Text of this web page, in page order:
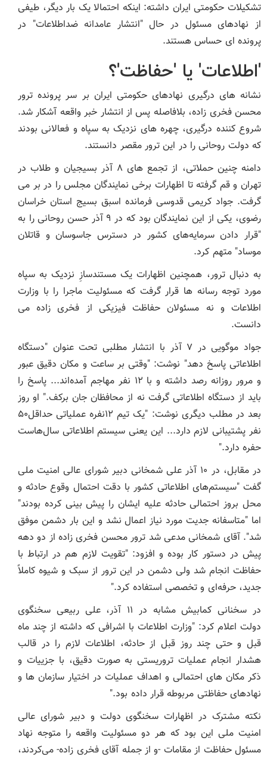
تشکیلات حکومتی ایران داشته: اینکه احتمالا یک بار دیگر، طیفی
از نهادهای مسئول در حال "انتشار عامدانه ضداطلاعات" در
پرونده ای حساس هستند.
'اطلاعات' یا 'حفاظت'؟
نشانه های درگیری نهادهای حکومتی ایران بر سر پرونده ترور
محسن فخری زاده، بلافاصله پس از انتشار خبر واقعه آشکار شد.
شروع کننده درگیری، چهره های نزدیک به سپاه و فعالانی بودند
که دولت روحانی را در این ترور مقصر دانستند.
دامنه چنین حملاتی، از تجمع های ۸ آذر بسیجیان و طلاب در
تهران و قم گرفته تا اظهارات برخی نمایندگان مجلس را در بر می
گرفت. جواد کریمی قدوسی فرمانده اسبق بسیج استان خراسان
رضوی، یکی از این نمایندگان بود که در ۹ آذر حسن روحانی را به
"قرار دادن سرمایه‌های کشور در دسترس جاسوسان و قاتلان
موساد" متهم کرد.
به دنبال ترور، همچنین اظهارات یک مستندسازِ نزدیک به سپاه
مورد توجه رسانه ها قرار گرفت که مسئولیت ماجرا را با وزارت
اطلاعات و نه مسئولان حفاظت فیزیکی از فخری زاده می
دانست.
جواد موگویی در ۷ آذر با انتشار مطلبی تحت عنوان "دستگاه
اطلاعاتی پاسخ دهد" نوشت: "وقتی بر ساعت و مکان دقیق عبور
و مرور روزانه رصد داشته و با ۱۲ نفر مهاجم آمده‌اند... پاسخ را
باید از دستگاه اطلاعاتی گرفت نه از محافظان جان برکف." او روز
بعد در مطلب دیگری نوشت: "یک تیم ۱۲نفره عملیاتی حداقل۵۰
نفر پشتیبانی لازم دارد... این یعنی سیستم اطلاعاتی سال‌هاست
حفره دارد."
در مقابل، در ۱۰ آذر علی شمخانی دبیر شورای عالی امنیت ملی
گفت "سیستم‌های اطلاعاتی کشور با دقت احتمال وقوع حادثه و
محل بروز احتمالی حادثه علیه ایشان را پیش بینی کرده بودند"
اما "متاسفانه جدیت مورد نیاز اعمال نشد و این بار دشمن موفق
شد". آقای شمخانی مدعی شد ترور محسن فخری زاده از دو دهه
پیش در دستور کار بوده و افزود: "تقویت لازم هم در ارتباط با
حفاظت انجام شد ولی دشمن در این ترور از سبک و شیوه کاملاً
جدید، حرفه‌ای و تخصصی استفاده کرد."
در سخنانی کمابیش مشابه در ۱۱ آذر، علی ربیعی سخنگوی
دولت اعلام کرد: "وزارت اطلاعات با اشرافی که داشته از چند ماه
قبل و حتی چند روز قبل از حادثه، اطلاعات لازم را در قالب
هشدار انجام عملیات تروریستی به صورت دقیق، با جزییات و
ذکر مکان های احتمالی و اهداف عملیات در اختیار سازمان ها و
نهادهای حفاظتی مربوطه قرار داده بود."
نکته مشترک در اظهارات سخنگوی دولت و دبیر شورای عالی
امنیت ملی این بود که هر دو مسئولیت واقعه را متوجه نهاد
مسئول حفاظت از مقامات -و از جمله آقای فخری زاده- می‌کردند،